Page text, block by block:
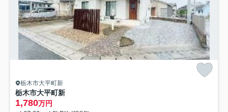
栃木市大平町新
栃木市大平町新
1,780万円